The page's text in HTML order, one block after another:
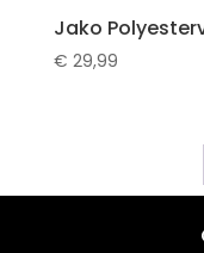
Jako
€ 29,99